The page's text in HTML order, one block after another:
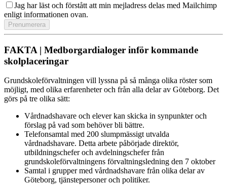
Jag har läst och förstått att min mejladress delas med Mailchimp
enligt informationen ovan.
FAKTA | Medborgardialoger inför kommande
skolplaceringar
Grundskoleförvaltningen vill lyssna på så många olika röster som
möjligt, med olika erfarenheter och från alla delar av Göteborg. Det
görs på tre olika sätt:
Vårdnadshavare och elever kan skicka in synpunkter och
förslag på vad som behöver bli bättre.
Telefonsamtal med 200 slumpmässigt utvalda
vårdnadshavare. Detta arbete påbörjade direktör,
utbildningschefer och avdelningschefer från
grundskoleförvaltningens förvaltningsledning den 7 oktober
Samtal i grupper med vårdnadshavare från olika delar av
Göteborg, tjänstepersoner och politiker.